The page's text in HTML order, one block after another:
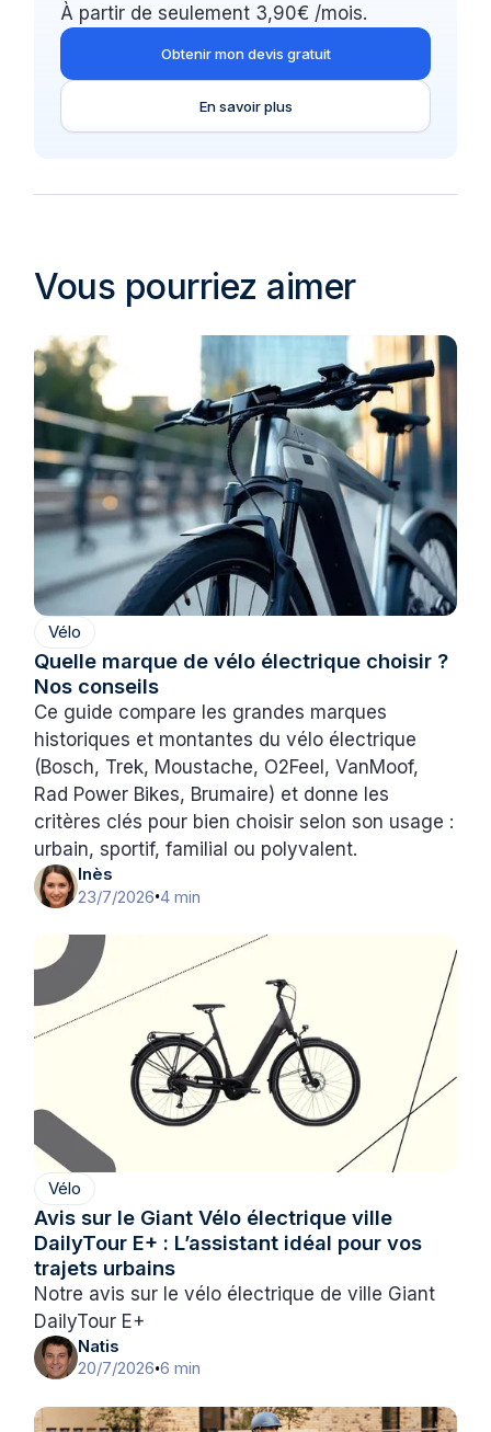
À partir de seulement 3,90€ /mois.
Obtenir mon devis gratuit
En savoir plus
Vous pourriez aimer
Vélo
Quelle marque de vélo électrique choisir ?
Nos conseils
Ce guide compare les grandes marques
historiques et montantes du vélo électrique
(Bosch, Trek, Moustache, O2Feel, VanMoof,
Rad Power Bikes, Brumaire) et donne les
critères clés pour bien choisir selon son usage :
urbain, sportif, familial ou polyvalent.
Inès
23/7/2026•4 min
Vélo
Avis sur le Giant Vélo électrique ville
DailyTour E+ : L’assistant idéal pour vos
trajets urbains
Notre avis sur le vélo électrique de ville Giant
DailyTour E+
Natis
20/7/2026•6 min